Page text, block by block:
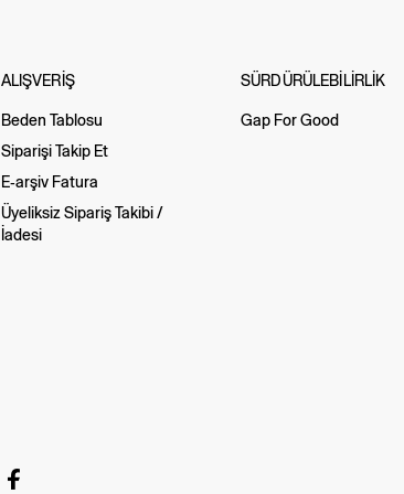
gardırobunuzun
ALIŞVERİŞ
Beden Tablosu
Siparişi Takip Et
E-arşiv Fatura
Üyeliksiz Sipariş Takibi /
İadesi
SÜRDÜRÜLEBİLİRLİK
Gap For Good